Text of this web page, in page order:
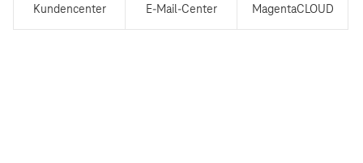
Kundencenter E-Mail-Center MagentaCLOUD